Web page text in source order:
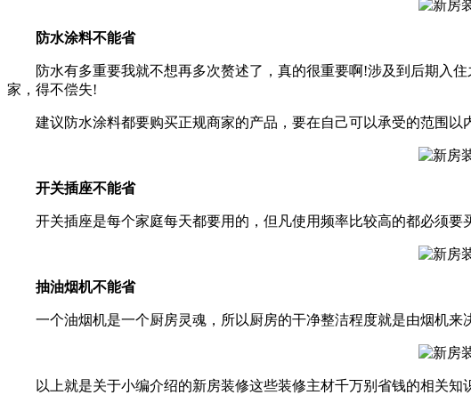
防水涂料不能省
防水有多重要我就不想再多次赘述了，真的很重要啊!涉及到后期入
家，得不偿失!
建议防水涂料都要购买正规商家的产品，要在自己可以承受的范围以
开关插座不能省
开关插座是每个家庭每天都要用的，但凡使用频率比较高的都必须
抽油烟机不能省
一个油烟机是一个厨房灵魂，所以厨房的干净整洁程度就是由烟机
以上就是关于小编介绍的新房装修这些装修主材千万别省钱的相关